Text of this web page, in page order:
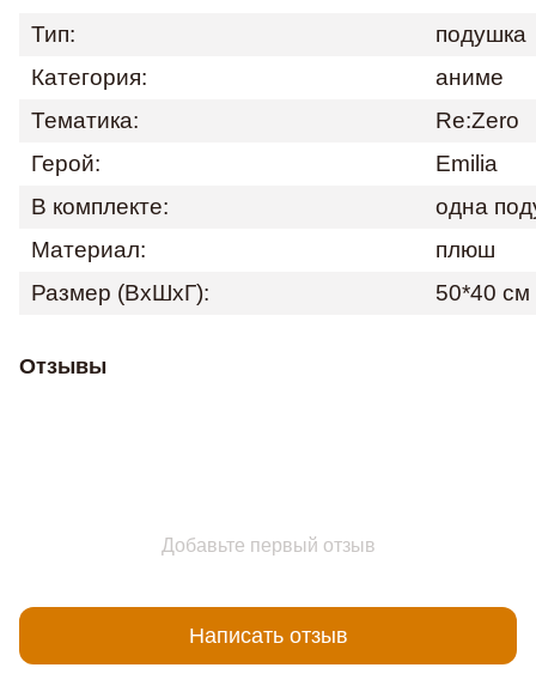
Тип:
подушка
Категория:
аниме
Тематика:
Re:Zero
Герой:
Emilia
В комплекте:
одна
Материал:
плюш
Размер (ВхШхГ):
50*40 cм
Отзывы
Добавьте первый отзыв
Написать отзыв